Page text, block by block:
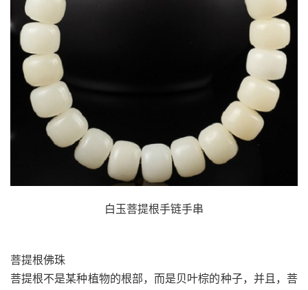
白玉菩提根手链手串
菩提根佛珠
菩提根不是某种植物的根部，而是贝叶棕的种子，并且，菩